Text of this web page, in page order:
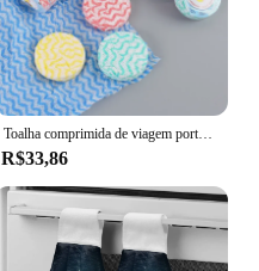
Toalha comprimida de viagem portátil, tecido não tecido, Hotel Mini descartável, Face Care, toalha de mão mágica para esportes ao ar livre, 10pcs por conjunto
R$33,86